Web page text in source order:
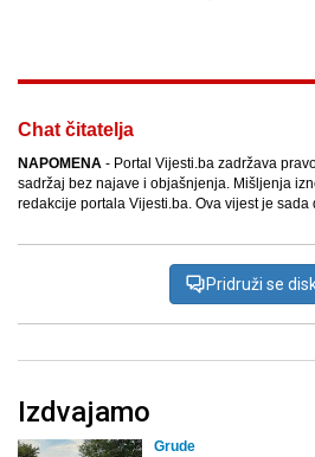
Chat čitatelja
NAPOMENA - Portal Vijesti.ba zadržava
sadržaj bez najave i objašnjenja. Mišljenja
redakcije portala Vijesti.ba. Ova vijest je
Pridruži se
Izdvajamo
Grude